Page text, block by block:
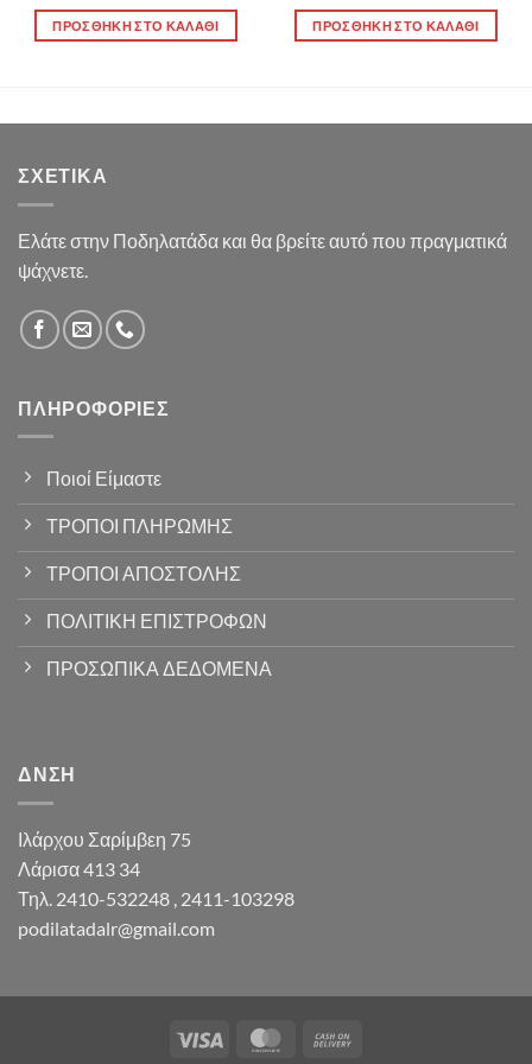
ΠΡΟΣΘΉΚΗ ΣΤΟ ΚΑΛΆΘΙ ΠΡΟΣΘΉΚΗ ΣΤΟ ΚΑΛΆΘΙ
ΣΧΕΤΙΚΆ
Ελάτε στην Ποδηλατάδα και θα βρείτε αυτό που πραγματικά
ψάχνετε.
ΠΛΗΡΟΦΟΡΊΕΣ
Ποιοί Είμαστε
ΤΡΟΠΟΙ ΠΛΗΡΩΜΗΣ
ΤΡΟΠΟΙ ΑΠΟΣΤΟΛΗΣ
ΠΟΛΙΤΙΚΗ ΕΠΙΣΤΡΟΦΩΝ
ΠΡΟΣΩΠΙΚΑ ΔΕΔΟΜΕΝΑ
ΔΝΣΗ
Ιλάρχου Σαρίμβεη 75
Λάρισα 413 34
Τηλ. 2410-532248 , 2411-103298
podilatadalr@gmail.com
Visa MasterCard